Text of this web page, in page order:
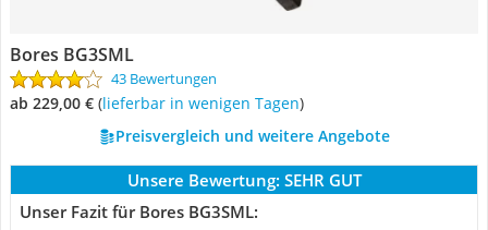
Bores BG3SML
43 Bewertungen
ab 229,00 € ( Lieferbar in wenigen Tagen)
Preisvergleich und weitere Angebote
Unsere Bewertung: SEHR GUT
Unser Fazit für Bores BG3SML: